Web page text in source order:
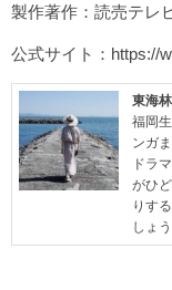
製作著作：読売テレ
公式サイト： https://
東海
福岡
ンガ
ドラ
がひ
りする
しょ